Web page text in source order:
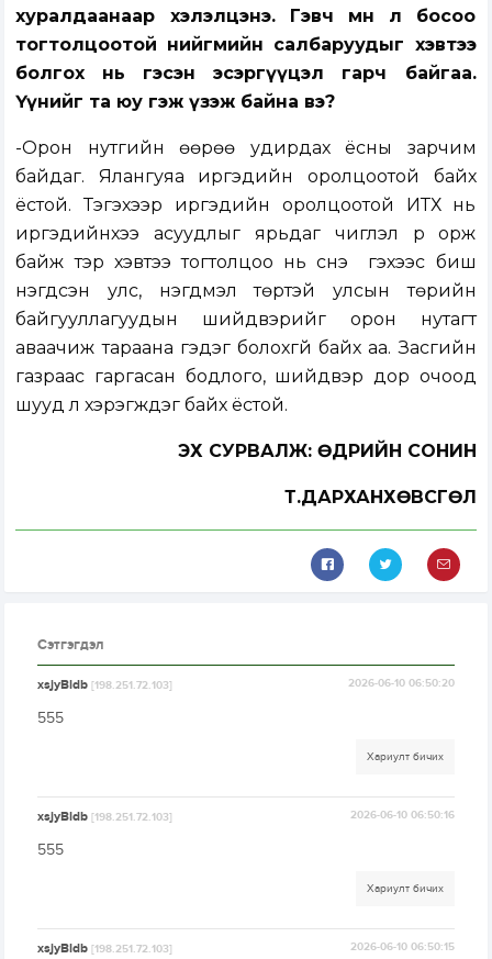
хуралдаанаар хэлэлцэнэ. Гэвч мөн л босоо
тогтолцоотой нийгмийн салбаруудыг хэвтээ
болгох нь гэсэн эсэргүүцэл гарч байгаа.
Үүнийг та юу гэж үзэж байна вэ?
-Орон нутгийн өөрөө удирдах ёсны зарчим
байдаг. Ялангуяа иргэдийн оролцоотой байх
ёстой. Тэгэхээр иргэдийн оролцоотой ИТХ нь
иргэдийнхээ асуудлыг ярьдаг чиглэл рүү орж
байж тэр хэвтээ тогтолцоо нь үүснэ үү гэхээс биш
нэгдсэн улс, нэгдмэл төртэй улсын төрийн
байгууллагуудын шийдвэрийг орон нутагт
аваачиж тараана гэдэг болохгүй байх аа. Засгийн
газраас гаргасан бодлого, шийдвэр дор очоод
шууд л хэрэгждэг байх ёстой.
ЭХ СУРВАЛЖ: ӨДРИЙН СОНИН
Т.ДАРХАНХӨВСГӨЛ
Сэтгэгдэл
xsjyBldb[198.251.72.103] 2026-06-10 06:50:20
555
Хариулт бичих
xsjyBldb[198.251.72.103] 2026-06-10 06:50:16
555
Хариулт бичих
xsjyBldb[198.251.72.103] 2026-06-10 06:50:15